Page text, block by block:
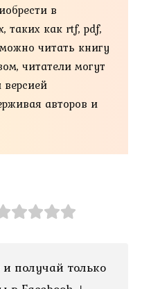
в
таких как rtf, pdf,
читать книгу
читатели могут
авторов и
получай только